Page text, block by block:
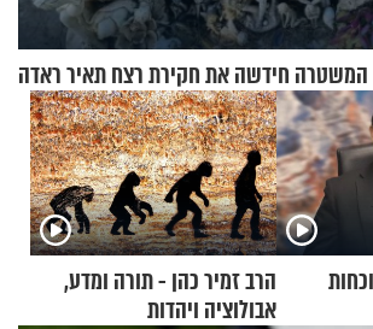
חידשה את חקירת רצח תאיר ראדה
הרב זמיר כהן - תורה ומדע,
אבולוציה ויהדות